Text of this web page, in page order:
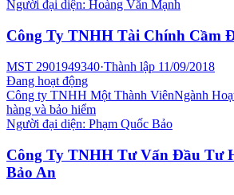
Người đại diện: Hoàng Văn Mạnh
Công Ty TNHH Tài Chính Cầm
MST 2901949340·Thành lập 11/09/2018
Đang hoạt động
Công ty TNHH Một Thành ViênNgành
hàng và bảo hiểm
Người đại diện: Phạm Quốc Bảo
Công Ty TNHH Tư Vấn Đầu Tư
Bảo An